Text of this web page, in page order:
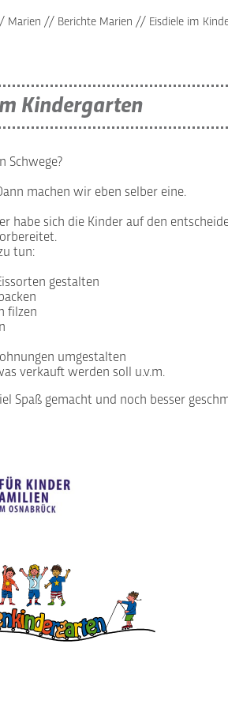
Marien // Berichte Marien // Eisdiele im
Kindergarten
Schwege?
machen wir eben selber eine.
habe sich die Kinder auf den
tun:
gestalten
filzen
umgestalten
verkauft werden soll u.v.m.
Spaß gemacht und noch besser